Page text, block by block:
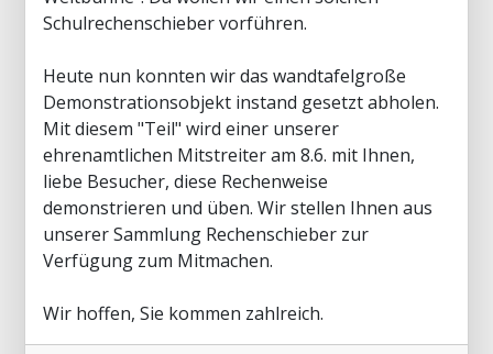
Schulrechenschieber vorführen.
Heute nun konnten wir das wandtafelgroße
Demonstrationsobjekt instand gesetzt abholen.
Mit diesem "Teil" wird einer unserer
ehrenamtlichen Mitstreiter am 8.6. mit Ihnen,
liebe Besucher, diese Rechenweise
demonstrieren und üben. Wir stellen Ihnen aus
unserer Sammlung Rechenschieber zur
Verfügung zum Mitmachen.
Wir hoffen, Sie kommen zahlreich.